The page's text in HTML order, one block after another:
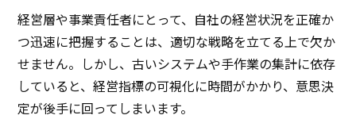
経営層や事業責任者にとって、自社の経営状況を正確か
つ迅速に把握することは、適切な戦略を立てる上で欠か
せません。しかし、古いシステムや手作業の集計に依存
していると、経営指標の可視化に時間がかかり、意思決
定が後手に回ってしまいます。